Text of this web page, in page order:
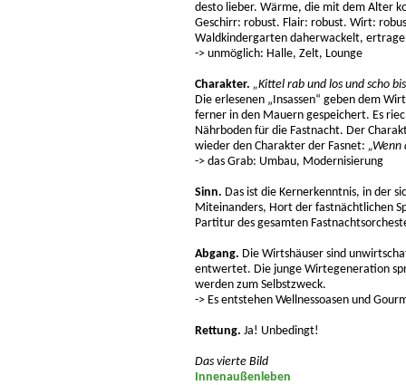
desto lieber. Wärme, die mit dem Alter
Geschirr: robust. Flair: robust. Wirt:
Waldkindergarten daherwackelt,
-> unmöglich: Halle, Zelt, Lounge
Charakter. „Kittel rab und los und scho
Die erlesenen „Insassen“ geben dem
ferner in den Mauern gespeichert. Es
Nährboden für die Fastnacht. Der
wieder den Charakter der Fasnet:
-> das Grab: Umbau, Modernisierung
Sinn. Das ist die Kernerkenntnis, in der
Miteinanders, Hort der fastnächtlichen
Partitur des gesamten
Abgang. Die Wirtshäuser sind
entwertet. Die junge Wirtegeneration
werden zum Selbstzweck.
-> Es entstehen Wellnessoasen und
Rettung. Ja! Unbedingt!
Das vierte Bild
Innenaußenleben